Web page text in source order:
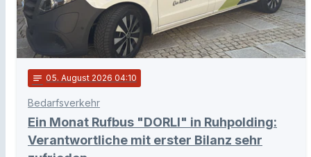
notes 05. August 2026 04:10
Bedarfsverkehr
Ein Monat Rufbus "DORLI" in Ruhpolding:
Verantwortliche mit erster Bilanz sehr